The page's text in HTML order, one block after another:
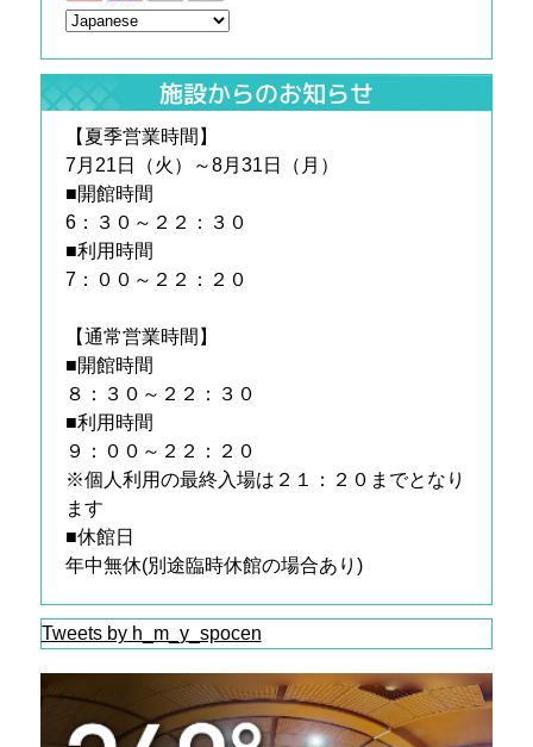
施設からのお知らせ
【夏季営業時間】
7月21日（火）～8月31日（月）
■開館時間
6：３０～２２：３０
■利用時間
7：００～２２：２０
【通常営業時間】
■開館時間
８：３０～２２：３０
■利用時間
９：００～２２：２０
※個人利用の最終入場は２１：２０までとなり
ます
■休館日
年中無休(別途臨時休館の場合あり)
Tweets by h_m_y_spocen